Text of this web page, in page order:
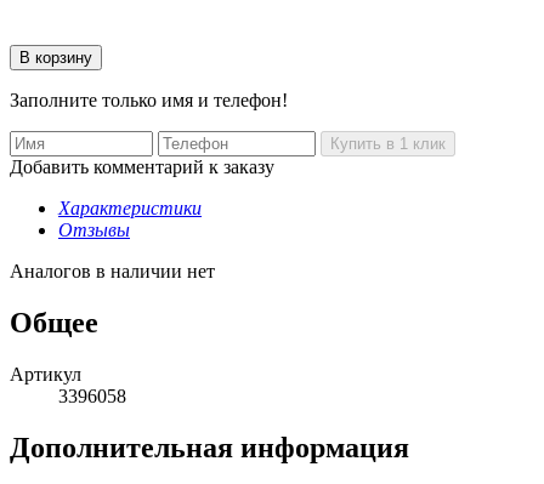
Заполните только имя и телефон!
Добавить комментарий к заказу
Характеристики
Отзывы
Аналогов в наличии нет
Общее
Артикул
3396058
Дополнительная информация